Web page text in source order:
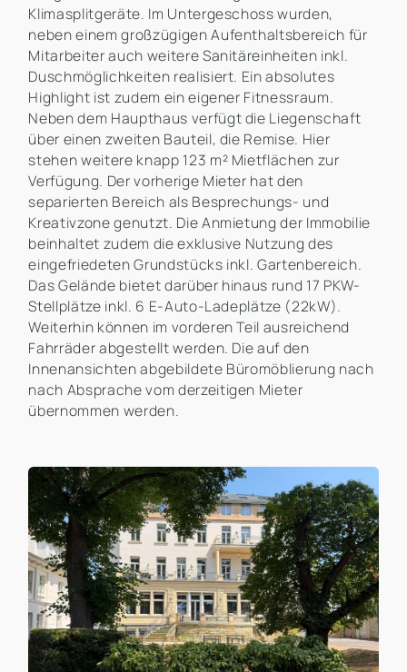
Klimasplitgeräte. Im Untergeschoss wurden,
neben einem großzügigen Aufenthaltsbereich für
Mitarbeiter auch weitere Sanitäreinheiten inkl.
Duschmöglichkeiten realisiert. Ein absolutes
Highlight ist zudem ein eigener Fitnessraum.
Neben dem Haupthaus verfügt die Liegenschaft
über einen zweiten Bauteil, die Remise. Hier
stehen weitere knapp 123 m² Mietflächen zur
Verfügung. Der vorherige Mieter hat den
separierten Bereich als Besprechungs- und
Kreativzone genutzt. Die Anmietung der Immobilie
beinhaltet zudem die exklusive Nutzung des
eingefriedeten Grundstücks inkl. Gartenbereich.
Das Gelände bietet darüber hinaus rund 17 PKW-
Stellplätze inkl. 6 E-Auto-Ladeplätze (22kW).
Weiterhin können im vorderen Teil ausreichend
Fahrräder abgestellt werden. Die auf den
Innenansichten abgebildete Büromöblierung nach
nach Absprache vom derzeitigen Mieter
übernommen werden.